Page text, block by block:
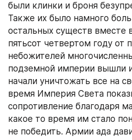
были клинки и броня
Также их было намного
остальных существ вместе
пятьсот четвертом году от
небожителей
подземной империи вышли
начали уничтожать все на
время Империя Света
сопротивление благодаря
какое то время им стало
не победить. Армии ада